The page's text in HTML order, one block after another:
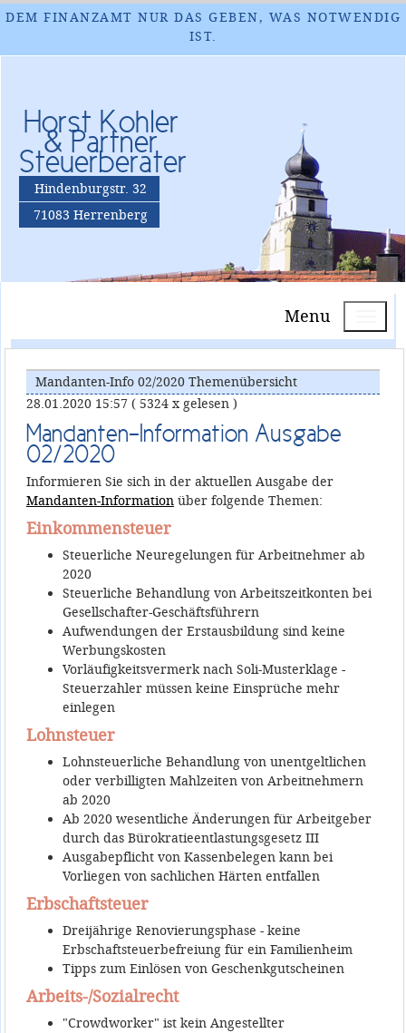
DEM FINANZAMT NUR DAS GEBEN, WAS NOTWENDIG
IST.
Horst Kohler
& Partner
Steuerberater
Hindenburgstr. 32
71083 Herrenberg
Menu
Mandanten-Info 02/2020 Themenübersicht
28.01.2020 15:57 ( 5324 x gelesen )
Mandanten-Information Ausgabe
02/2020
Informieren Sie sich in der aktuellen Ausgabe der
Mandanten-Informationüber folgende Themen:
Einkommensteuer
Steuerliche Neuregelungen für Arbeitnehmer ab
2020
Steuerliche Behandlung von Arbeitszeitkonten bei
Gesellschafter-Geschäftsführern
Aufwendungen der Erstausbildung sind keine
Werbungskosten
Vorläufigkeitsvermerk nach Soli-Musterklage -
Steuerzahler müssen keine Einsprüche mehr
einlegen
Lohnsteuer
Lohnsteuerliche Behandlung von unentgeltlichen
oder verbilligten Mahlzeiten von Arbeitnehmern
ab 2020
Ab 2020 wesentliche Änderungen für Arbeitgeber
durch das Bürokratieentlastungsgesetz III
Ausgabepflicht von Kassenbelegen kann bei
Vorliegen von sachlichen Härten entfallen
Erbschaftsteuer
Dreijährige Renovierungsphase - keine
Erbschaftsteuerbefreiung für ein Familienheim
Tipps zum Einlösen von Geschenkgutscheinen
Arbeits-/Sozialrecht
"Crowdworker" ist kein Angestellter